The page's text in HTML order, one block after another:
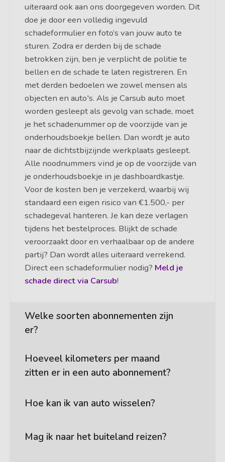
uiteraard ook aan ons doorgegeven worden. Dit
doe je door een volledig ingevuld
schadeformulier en foto’s van jouw auto te
sturen. Zodra er derden bij de schade
betrokken zijn, ben je verplicht de politie te
bellen en de schade te laten registreren. En
met derden bedoelen we zowel mensen als
objecten en auto's. Als je Carsub auto moet
worden gesleept als gevolg van schade, moet
je het schadenummer op de voorzijde van je
onderhoudsboekje bellen. Dan wordt je auto
naar de dichtstbijzijnde werkplaats gesleept.
Alle noodnummers vind je op de voorzijde van
je onderhoudsboekje in je dashboardkastje.
Voor de kosten ben je verzekerd, waarbij wij
standaard een eigen risico van €1.500,- per
schadegeval hanteren. Je kan deze verlagen
tijdens het bestelproces. Blijkt de schade
veroorzaakt door en verhaalbaar op de andere
partij? Dan wordt alles uiteraard verrekend.
Direct een schadeformulier nodig? Meld je
schade direct via Carsub!
Welke soorten abonnementen zijn
er?
Hoeveel kilometers per maand
zitten er in een auto abonnement?
Hoe kan ik van auto wisselen?
Mag ik naar het buiteland reizen?